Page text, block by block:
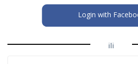
Login with
ili